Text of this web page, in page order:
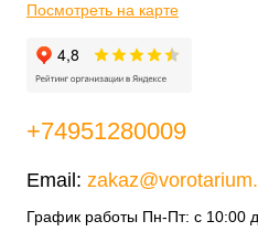
Посмотреть на карте
+74951280009
Email:
График работы Пн-Пт: с 10:00